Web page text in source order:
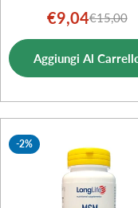
Prezzo
di
€9,04Prezzo
€15,00
Aggiungi Al
-2%